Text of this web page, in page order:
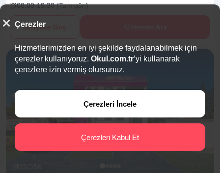
08:00-19:30 (Tam gün)
İletişime Geç
Çerezler
Hizmetlerimizden en iyi şekilde faydalanabilmek için
çerezler kullanıyoruz. Okul.com.tr’yi kullanarak
çerezlere izin vermiş olursunuz.
Çerezleri İncele
Çerezleri Kabul Et